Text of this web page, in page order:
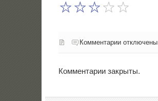
Комментарии отключены
Комментарии закрыты.